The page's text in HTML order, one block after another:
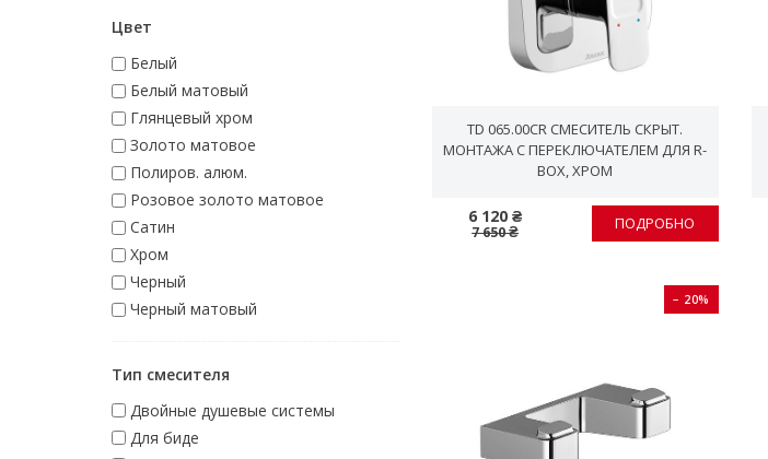
Цвет
Белый
Белый матовый
Глянцевый хром
Золото матовое
Полиров. алюм.
Розовое золото матовое
Сатин
Хром
Черный
Черный матовый
Тип смесителя
Двойные душевые системы
Для биде
TD 065.00CR СМЕСИТЕЛЬ СКРЫТ.
МОНТАЖА С ПЕРЕКЛЮЧАТЕЛЕМ ДЛЯ R-
BOX, ХРОМ
6 120 ₴
7 650 ₴ ПОДРОБНО
− 20%